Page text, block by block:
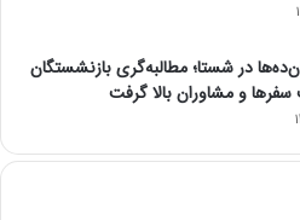
در شستا؛ مطالبه‌گری بازنشستگان
و مشاوران بالا گرفت